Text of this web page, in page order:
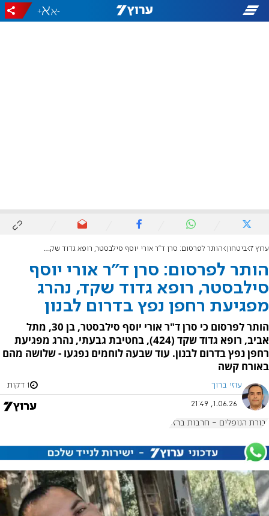
-
+
ערוץ 7 ביטחון הותר לפרסום: סרן ד"ר אורי יוסף סילבסטר, רופא גדוד שקד, נהרג מפגיעת רחפן נפץ בדרום לבנון
הותר לפרסום: סרן ד"ר אורי יוסף
סילבסטר, רופא גדוד שקד, נהרג
מפגיעת רחפן נפץ בדרום לבנון
הותר לפרסום כי סרן ד"ר אורי יוסף סילבסטר, בן 30, מתל
אביב, רופא גדוד שקד (424), בחטיבת גבעתי, נהרג מפגיעת
רחפן נפץ בדרום לבנון. עוד שבעה לוחמים נפגעו - שלושה מהם
באורח קשה
עוזי ברוך 1 דקות
1.06.26, 21:49
גבורת הנופלים - חרבות ברזל